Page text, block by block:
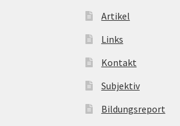
Artikel
Links
Kontakt
Subjektiv
Bildungsreport